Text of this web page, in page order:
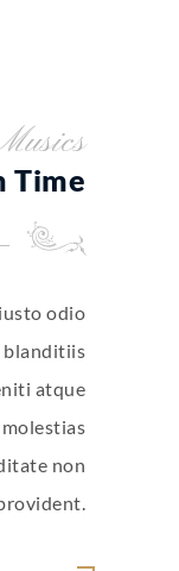
Time
odio
blanditiis
atque
non